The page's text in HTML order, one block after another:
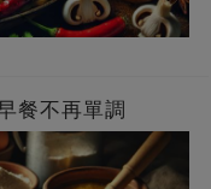
餐不再單調